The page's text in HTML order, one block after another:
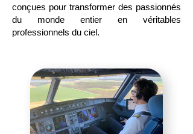
conçues pour transformer des passionnés
du monde entier en véritables
professionnels du ciel.